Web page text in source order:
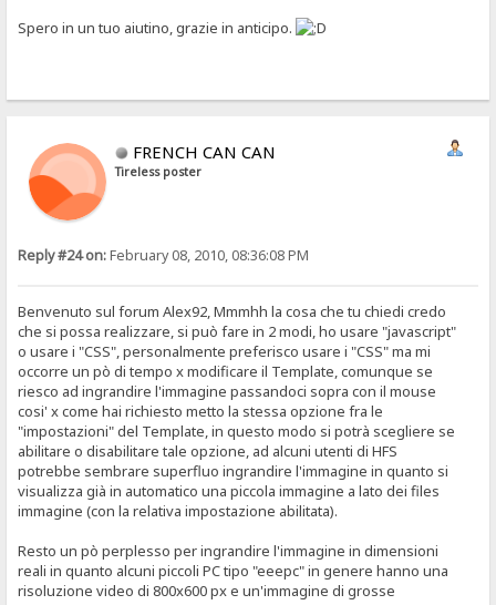
Spero in un tuo aiutino, grazie in anticipo.
FRENCH CAN CAN
Tireless poster
Reply #24 on:February 08, 2010, 08:36:08 PM
Benvenuto sul forum Alex92, Mmmhh la cosa che tu chiedi credo
che si possa realizzare, si può fare in 2 modi, ho usare "javascript"
o usare i "CSS", personalmente preferisco usare i "CSS" ma mi
occorre un pò di tempo x modificare il Template, comunque se
riesco ad ingrandire l'immagine passandoci sopra con il mouse
cosi' x come hai richiesto metto la stessa opzione fra le
"impostazioni" del Template, in questo modo si potrà scegliere se
abilitare o disabilitare tale opzione, ad alcuni utenti di HFS
potrebbe sembrare superfluo ingrandire l'immagine in quanto si
visualizza già in automatico una piccola immagine a lato dei files
immagine (con la relativa impostazione abilitata).
Resto un pò perplesso per ingrandire l'immagine in dimensioni
reali in quanto alcuni piccoli PC tipo "eeepc" in genere hanno una
risoluzione video di 800x600 px e un'immagine di grosse